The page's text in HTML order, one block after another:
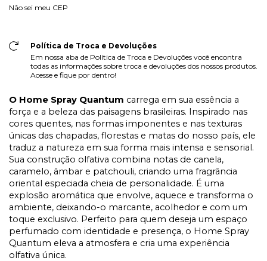
Não sei meu CEP
Política de Troca e Devoluções
Em nossa aba de Política de Troca e Devoluções você encontra
todas as informações sobre troca e devoluções dos nossos produtos.
Acesse e fique por dentro!
O Home Spray Quantum carrega em sua essência a
força e a beleza das paisagens brasileiras. Inspirado nas
cores quentes, nas formas imponentes e nas texturas
únicas das chapadas, florestas e matas do nosso país, ele
traduz a natureza em sua forma mais intensa e sensorial.
Sua construção olfativa combina notas de canela,
caramelo, âmbar e patchouli, criando uma fragrância
oriental especiada cheia de personalidade. É uma
explosão aromática que envolve, aquece e transforma o
ambiente, deixando-o marcante, acolhedor e com um
toque exclusivo. Perfeito para quem deseja um espaço
perfumado com identidade e presença, o Home Spray
Quantum eleva a atmosfera e cria uma experiência
olfativa única.